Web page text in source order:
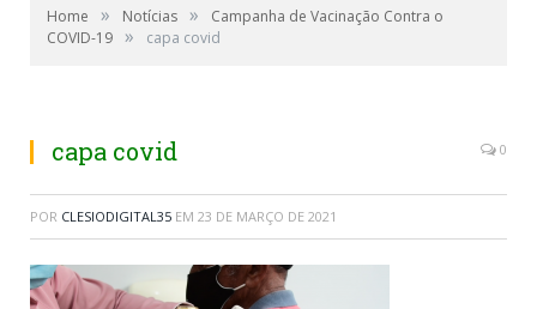
Home » Notícias »
Campanha de Vacinação Contra o
COVID-19 » capa covid
capa covid 0
POR CLESIODIGITAL35 EM 23 DE MARÇO DE 2021